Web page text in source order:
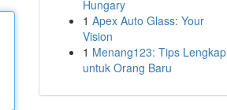
Hungary
1 Apex Auto Glass: Your
Vision
1 Menang123: Tips Lengkap
untuk Orang Baru